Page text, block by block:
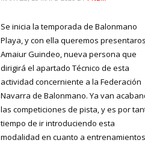
Se inicia la temporada de Balonmano
Playa, y con ella queremos
Amaiur Guindeo, nueva persona que
dirigirá el apartado Técnico de esta
actividad concerniente a la Federación
Navarra de Balonmano. Ya van
las competiciones de pista, y es por
tiempo de ir introduciendo esta
modalidad en cuanto a entrenamientos